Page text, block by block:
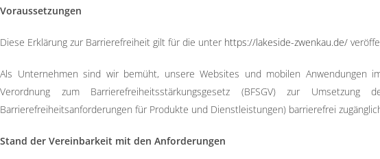
Voraussetzungen
Diese Erklärung zur Barrierefreiheit gilt für die unter https://lakeside-zwenkau.de/
Als Unternehmen sind wir bemüht, unsere Websites und mobilen Anwendungen
Verordnung zum Barrierefreiheitsstärkungsgesetz (BFSGV) zur
Barrierefreiheitsanforderungen für Produkte und Dienstleistungen) barrierefrei
Stand der Vereinbarkeit mit den Anforderungen